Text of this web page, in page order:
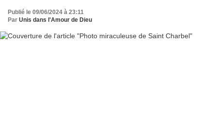
Publié le 09/06/2024 à 23:11
Par Unis dans l'Amour de Dieu